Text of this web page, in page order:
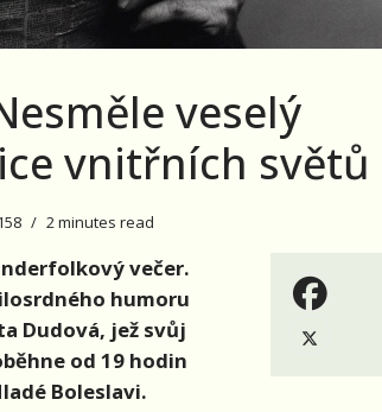
veselý
vnitřních světů
2 minutes read
večer.
humoru
Dudová, jež svůj
od 19 hodin
Boleslavi.